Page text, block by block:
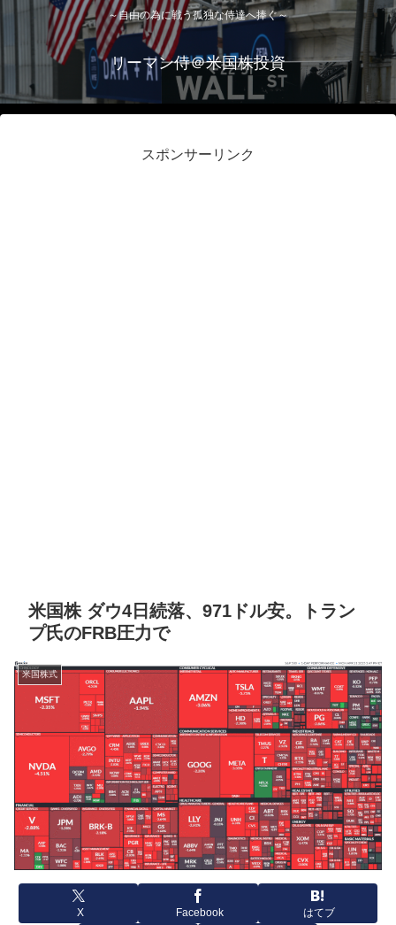
～自由の為に戦う孤独な侍達へ捧ぐ～
リーマン侍＠米国株投資
スポンサーリンク
米国株 ダウ4日続落、971ドル安。トラン
プ氏のFRB圧力で
米国株式
X Facebook はてブ